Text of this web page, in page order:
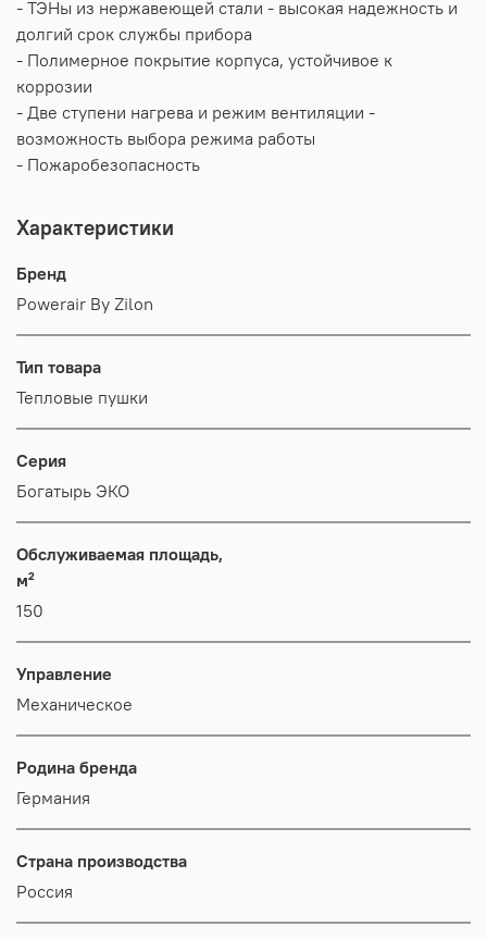
- ТЭНы из нержавеющей стали - высокая надежность и
долгий срок службы прибора
- Полимерное покрытие корпуса, устойчивое к
коррозии
- Две ступени нагрева и режим вентиляции -
возможность выбора режима работы
- Пожаробезопасность
Характеристики
Бренд
Powerair By Zilon
Тип товара
Тепловые пушки
Серия
Богатырь ЭКО
Обслуживаемая площадь,
м²
150
Управление
Механическое
Родина бренда
Германия
Страна производства
Россия